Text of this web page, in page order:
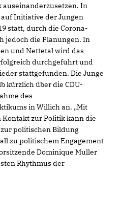
In
Initiative der Jungen
statt, durch die Corona-
jedoch die Planungen. In
und Nettetal wird das
durchgeführt und
stattgefunden. Die Junge
kürzlich über die CDU-
des
in Willich an. „Mit
zur Politik kann die
politischen Bildung
zu politischem Engagement
Dominique Muller
Rhythmus der